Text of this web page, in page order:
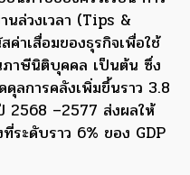
นล่วงเวลา (Tips &
าเสื่อมของธุรกิจเพื่อใช้
ภาษีนิติบุคคล เป็นต้น ซึ่ง
ดุลการคลังเพิ่มขึ้นราว 3.8
2568 –2577 ส่งผลให้
ระดับราว 6% ของ GDP